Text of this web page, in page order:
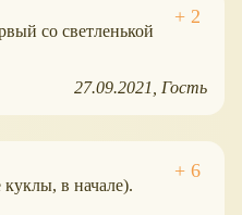
со светленькой
27.09.2021 Гость
в начале).